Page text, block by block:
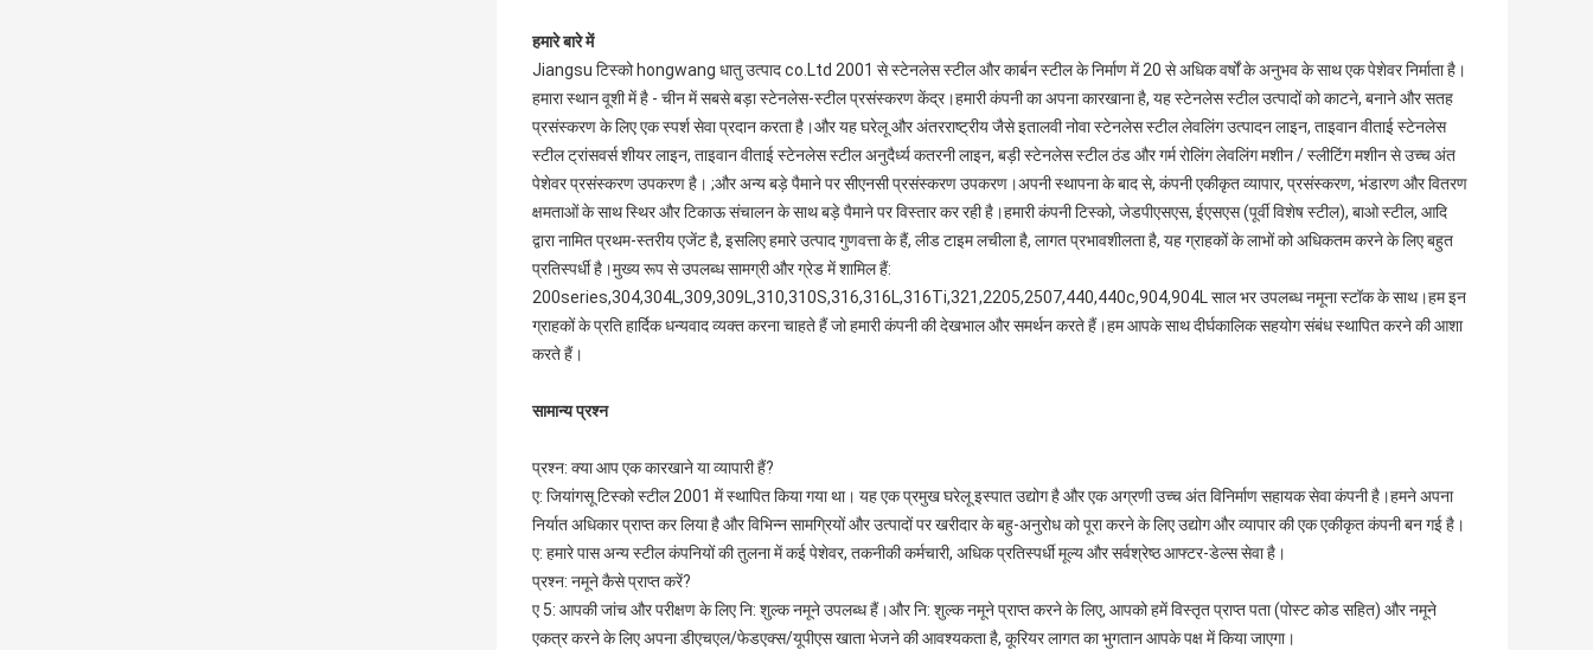
हमारे बारे में
Jiangsu टिस्को hongwang धातु उत्पाद co.Ltd 2001 से स्टेनलेस स्टील और कार्बन स्टील के निर्माण में 20 से अधिक वर्षों के अनुभव के साथ एक पेशेवर निर्माता है।
हमारा स्थान वूशी में है - चीन में सबसे बड़ा स्टेनलेस-स्टील प्रसंस्करण केंद्र।हमारी कंपनी का अपना कारखाना है, यह स्टेनलेस स्टील उत्पादों को काटने, बनाने और सतह
प्रसंस्करण के लिए एक स्पर्श सेवा प्रदान करता है।और यह घरेलू और अंतरराष्ट्रीय जैसे इतालवी नोवा स्टेनलेस स्टील लेवलिंग उत्पादन लाइन, ताइवान वीताई स्टेनलेस
स्टील ट्रांसवर्स शीयर लाइन, ताइवान वीताई स्टेनलेस स्टील अनुदैर्ध्य कतरनी लाइन, बड़ी स्टेनलेस स्टील ठंड और गर्म रोलिंग लेवलिंग मशीन / स्लीटिंग मशीन से उच्च अंत
पेशेवर प्रसंस्करण उपकरण है। ;और अन्य बड़े पैमाने पर सीएनसी प्रसंस्करण उपकरण।अपनी स्थापना के बाद से, कंपनी एकीकृत व्यापार, प्रसंस्करण, भंडारण और वितरण
क्षमताओं के साथ स्थिर और टिकाऊ संचालन के साथ बड़े पैमाने पर विस्तार कर रही है।हमारी कंपनी टिस्को, जेडपीएसएस, ईएसएस (पूर्वी विशेष स्टील), बाओ स्टील, आदि
द्वारा नामित प्रथम-स्तरीय एजेंट है, इसलिए हमारे उत्पाद गुणवत्ता के हैं, लीड टाइम लचीला है, लागत प्रभावशीलता है, यह ग्राहकों के लाभों को अधिकतम करने के लिए बहुत
प्रतिस्पर्धी है।मुख्य रूप से उपलब्ध सामग्री और ग्रेड में शामिल हैं:
200series,304,304L,309,309L,310,310S,316,316L,316Ti,321,2205,2507,440,440c,904,904L साल भर उपलब्ध नमूना स्टॉक के साथ।हम इन
ग्राहकों के प्रति हार्दिक धन्यवाद व्यक्त करना चाहते हैं जो हमारी कंपनी की देखभाल और समर्थन करते हैं।हम आपके साथ दीर्घकालिक सहयोग संबंध स्थापित करने की आशा
करते हैं।
सामान्य प्रश्न
प्रश्न: क्या आप एक कारखाने या व्यापारी हैं?
ए: जियांगसू टिस्को स्टील 2001 में स्थापित किया गया था। यह एक प्रमुख घरेलू इस्पात उद्योग है और एक अग्रणी उच्च अंत विनिर्माण सहायक सेवा कंपनी है।हमने अपना
निर्यात अधिकार प्राप्त कर लिया है और विभिन्न सामग्रियों और उत्पादों पर खरीदार के बहु-अनुरोध को पूरा करने के लिए उद्योग और व्यापार की एक एकीकृत कंपनी बन गई है।
ए: हमारे पास अन्य स्टील कंपनियों की तुलना में कई पेशेवर, तकनीकी कर्मचारी, अधिक प्रतिस्पर्धी मूल्य और सर्वश्रेष्ठ आफ्टर-डेल्स सेवा है।
प्रश्न: नमूने कैसे प्राप्त करें?
ए 5: आपकी जांच और परीक्षण के लिए नि: शुल्क नमूने उपलब्ध हैं।और नि: शुल्क नमूने प्राप्त करने के लिए, आपको हमें विस्तृत प्राप्त पता (पोस्ट कोड सहित) और नमूने
एकत्र करने के लिए अपना डीएचएल/फेडएक्स/यूपीएस खाता भेजने की आवश्यकता है, कूरियर लागत का भुगतान आपके पक्ष में किया जाएगा।